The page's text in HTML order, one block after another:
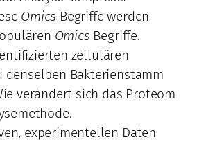
Omics Begriffe werden
Omics Begriffe.
zellulären
Bakterienstamm
verändert sich das Proteom
experimentellen Daten